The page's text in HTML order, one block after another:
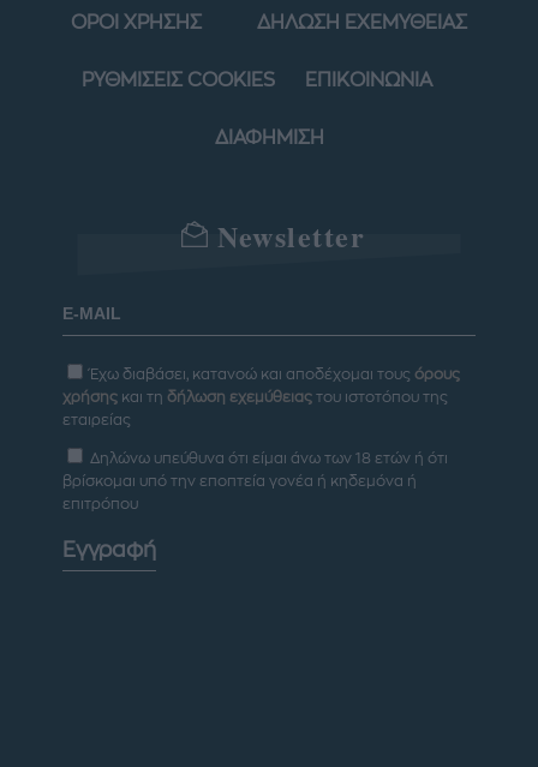
ΟΡΟΙ ΧΡΗΣΗΣ ΔΗΛΩΣΗ ΕΧΕΜΥΘΕΙΑΣ
ΡΥΘΜΙΣΕΙΣ COOKIES ΕΠΙΚΟΙΝΩΝΙΑ
ΔΙΑΦΗΜΙΣΗ
Newsletter
Έχω διαβάσει, κατανοώ και αποδέχομαι τους όρους
χρήσης και τη δήλωση εχεμύθειας του ιστοτόπου της
εταιρείας
Δηλώνω υπεύθυνα ότι είμαι άνω των 18 ετών ή ότι
βρίσκομαι υπό την εποπτεία γονέα ή κηδεμόνα ή
επιτρόπου
Εγγραφή